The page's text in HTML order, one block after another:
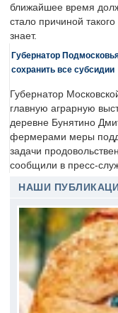
ближайшее время
стало причиной
знает.
Губернатор
сохранить все субсидии
Губернатор
главную аграрную
деревне Бунятино
фермерами меры
задачи
сообщили в пресс-
НАШИ